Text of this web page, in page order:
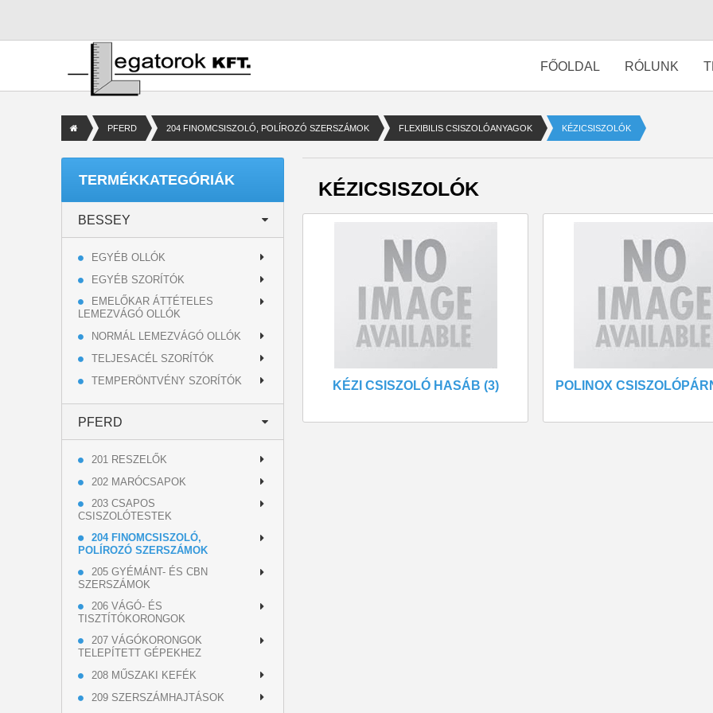
FŐOLDAL RÓLUNK
PFERD 204 FINOMCSISZOLÓ, POLÍROZÓ SZERSZÁMOK FLEXIBILIS CSISZOLÓANYAGOK KÉZICSISZOLÓK
TERMÉKKATEGÓRIÁK
BESSEY
EGYÉB OLLÓK
EGYÉB SZORÍTÓK
EMELŐKAR ÁTTÉTELES
LEMEZVÁGÓ OLLÓK
NORMÁL LEMEZVÁGÓ OLLÓK
TELJESACÉL SZORÍTÓK
TEMPERÖNTVÉNY SZORÍTÓK
PFERD
201 RESZELŐK
202 MARÓCSAPOK
203 CSAPOS
CSISZOLÓTESTEK
204 FINOMCSISZOLÓ,
POLÍROZÓ SZERSZÁMOK
205 GYÉMÁNT- ÉS CBN
SZERSZÁMOK
206 VÁGÓ- ÉS
TISZTÍTÓKORONGOK
207 VÁGÓKORONGOK
TELEPÍTETT GÉPEKHEZ
208 MŰSZAKI KEFÉK
209 SZERSZÁMHAJTÁSOK
KÉZICSISZOLÓK
KÉZI CSISZOLÓ HASÁB (3) POLINOX